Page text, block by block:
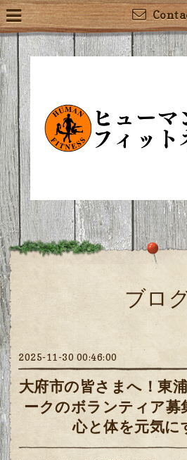
ブロ
2025-11-30 00:46:00
大府市の皆さまへ！東
ークのボランティア募
心と体を元気に